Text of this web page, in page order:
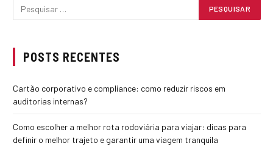
POSTS RECENTES
Cartão corporativo e compliance: como reduzir riscos em
auditorias internas?
Como escolher a melhor rota rodoviária para viajar: dicas para
definir o melhor trajeto e garantir uma viagem tranquila